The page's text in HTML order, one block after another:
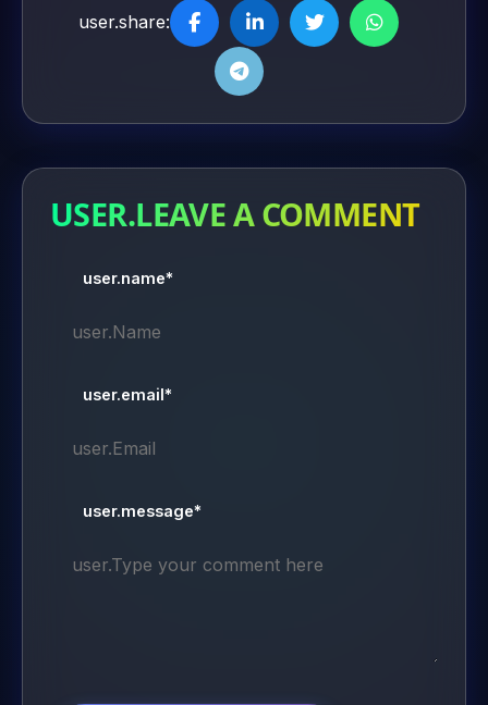
user.share:
USER.LEAVE A COMMENT
user.name*
user.email*
user.message*